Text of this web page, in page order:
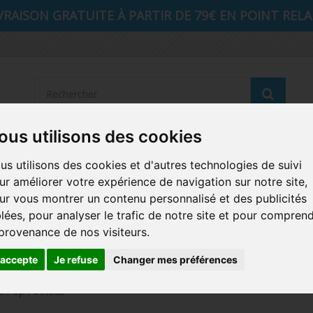
utilisons des cookies
utilisons des cookies et d'autres technologies de suivi
améliorer votre expérience de navigation sur notre site,
vous montrer un contenu personnalisé et des publicités
pour analyser le trafic de notre site et pour
de nos visiteurs.
Je refuse Changer mes préférences
GRATUITE À PARTIR DE 79€ EN POINT
AUTRES COMICS MUSIQUE SPORTS POP
FUNKO HOME FUNKO VINYL SODA RETRO
CARTE A JOUER
Pop Football